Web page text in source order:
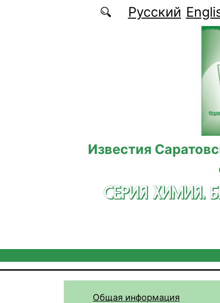
Перейти к основному содержаниюРусский
Известия
СЕРИЯ ХИМИЯ.
Общая информация